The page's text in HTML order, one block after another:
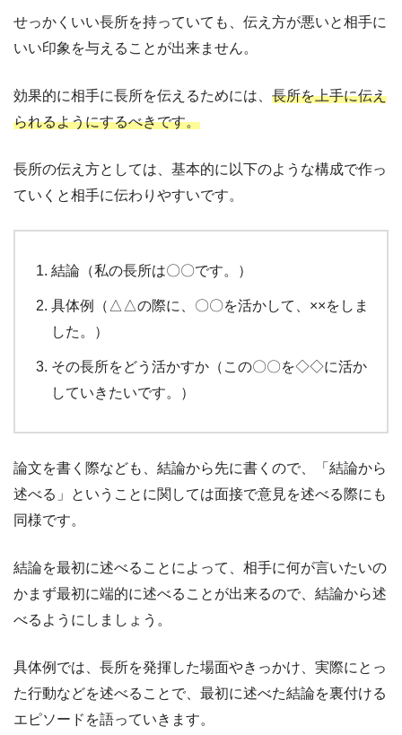
せっかくいい長所を持っていても、伝え方が悪いと相手に
いい印象を与えることが出来ません。
効果的に相手に長所を伝えるためには、 長所を上手に伝え
られるようにするべきです。
長所の伝え方としては、基本的に以下のような構成で作っ
ていくと相手に伝わりやすいです。
結論（私の長所は〇〇です。）
具体例（△△の際に、〇〇を活かして、××をしま
した。）
その長所をどう活かすか（この〇〇を◇◇に活か
していきたいです。）
論文を書く際なども、結論から先に書くので、「結論から
述べる」ということに関しては面接で意見を述べる際にも
同様です。
結論を最初に述べることによって、相手に何が言いたいの
かまず最初に端的に述べることが出来るので、結論から述
べるようにしましょう。
具体例では、長所を発揮した場面やきっかけ、実際にとっ
た行動などを述べることで、最初に述べた結論を裏付ける
エピソードを語っていきます。